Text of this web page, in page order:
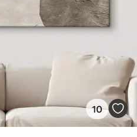
10